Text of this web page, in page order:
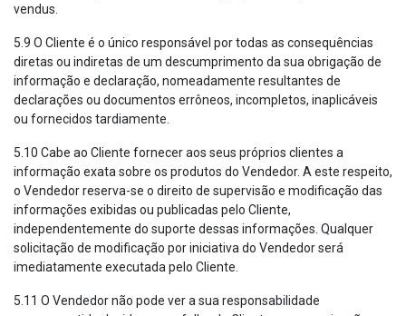
vendus.
5.9 O Cliente é o único responsável por todas as consequências
diretas ou indiretas de um descumprimento da sua obrigação de
informação e declaração, nomeadamente resultantes de
declarações ou documentos errôneos, incompletos, inaplicáveis
ou fornecidos tardiamente.
5.10 Cabe ao Cliente fornecer aos seus próprios clientes a
informação exata sobre os produtos do Vendedor. A este respeito,
o Vendedor reserva-se o direito de supervisão e modificação das
informações exibidas ou publicadas pelo Cliente,
independentemente do suporte dessas informações. Qualquer
solicitação de modificação por iniciativa do Vendedor será
imediatamente executada pelo Cliente.
5.11 O Vendedor não pode ver a sua responsabilidade